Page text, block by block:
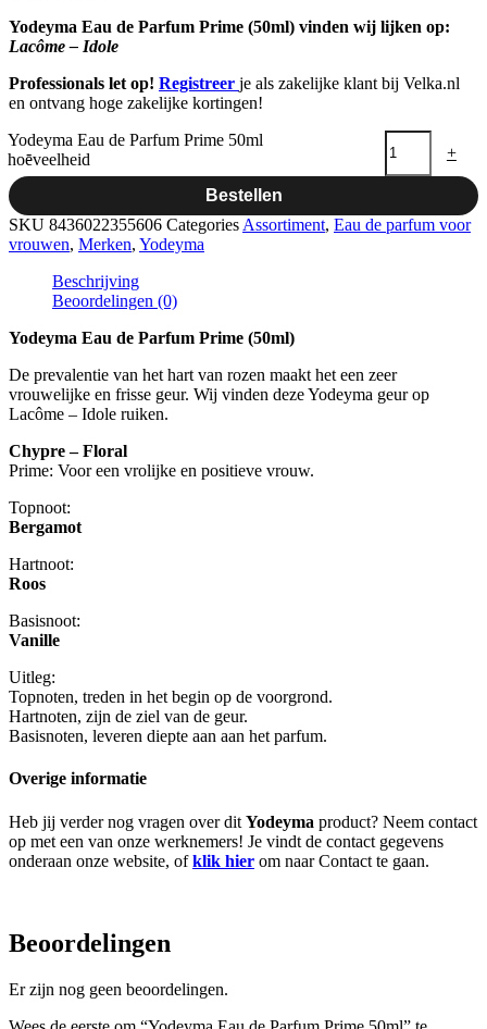
Yodeyma Eau de Parfum Prime (50ml) vinden wij lijken op:
Lacôme – Idole
Professionals let op! Registreer je als zakelijke klant bij Velka.nl
en ontvang hoge zakelijke kortingen!
-
Yodeyma Eau de Parfum Prime 50ml
hoeveelheid
+
Bestellen
SKU 8436022355606 Categories Assortiment, Eau de parfum voor
vrouwen, Merken, Yodeyma
Beschrijving
Beoordelingen (0)
Yodeyma Eau de Parfum Prime (50ml)
De prevalentie van het hart van rozen maakt het een zeer
vrouwelijke en frisse geur. Wij vinden deze Yodeyma geur op
Lacôme – Idole ruiken.
Chypre – Floral
Prime: Voor een vrolijke en positieve vrouw.
Topnoot:
Bergamot
Hartnoot:
Roos
Basisnoot:
Vanille
Uitleg:
Topnoten, treden in het begin op de voorgrond.
Hartnoten, zijn de ziel van de geur.
Basisnoten, leveren diepte aan aan het parfum.
Overige informatie
Heb jij verder nog vragen over dit Yodeyma product? Neem contact
op met een van onze werknemers! Je vindt de contact gegevens
onderaan onze website, ofklik hier om naar Contact te gaan.
Beoordelingen
Er zijn nog geen beoordelingen.